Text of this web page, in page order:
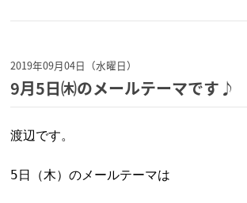
2019年09月04日（水曜日）
9月5日㈭のメールテーマです♪
渡辺です。
5日（木）のメールテーマは